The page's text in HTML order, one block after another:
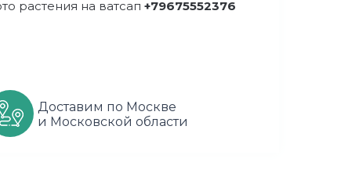
растения на ватсап+79675552376
Доставим по Москве
и Московской области